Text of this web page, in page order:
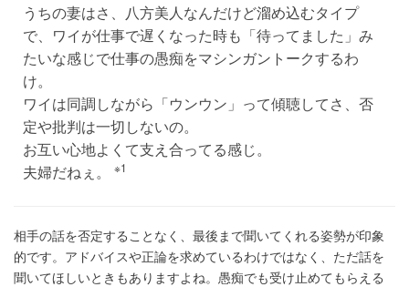
うちの妻はさ、八方美人なんだけど溜め込むタイプ
で、ワイが仕事で遅くなった時も「待ってました」み
たいな感じで仕事の愚痴をマシンガントークするわ
け。
ワイは同調しながら「ウンウン」って傾聴してさ、否
定や批判は一切しないの。
お互い心地よくて支え合ってる感じ。
夫婦だねぇ。
※1
相手の話を否定することなく、最後まで聞いてくれる姿勢が印象
的です。アドバイスや正論を求めているわけではなく、ただ話を
聞いてほしいときもありますよね。愚痴でも受け止めてもらえる